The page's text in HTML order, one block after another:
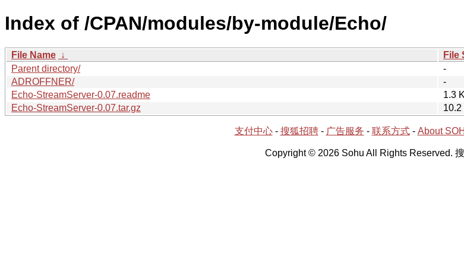
Index of /CPAN/modules/by-module/Echo/
File Name ↓ File
Parent directory/
-
ADROFFNER/
-
Echo-StreamServer-0.07.readme
1.3
Echo-StreamServer-0.07.tar.gz
10.2
支付中心- 搜狐招聘- 广告服务 - 联系方式- About
Copyright © 2026 Sohu All Rights Reserved.